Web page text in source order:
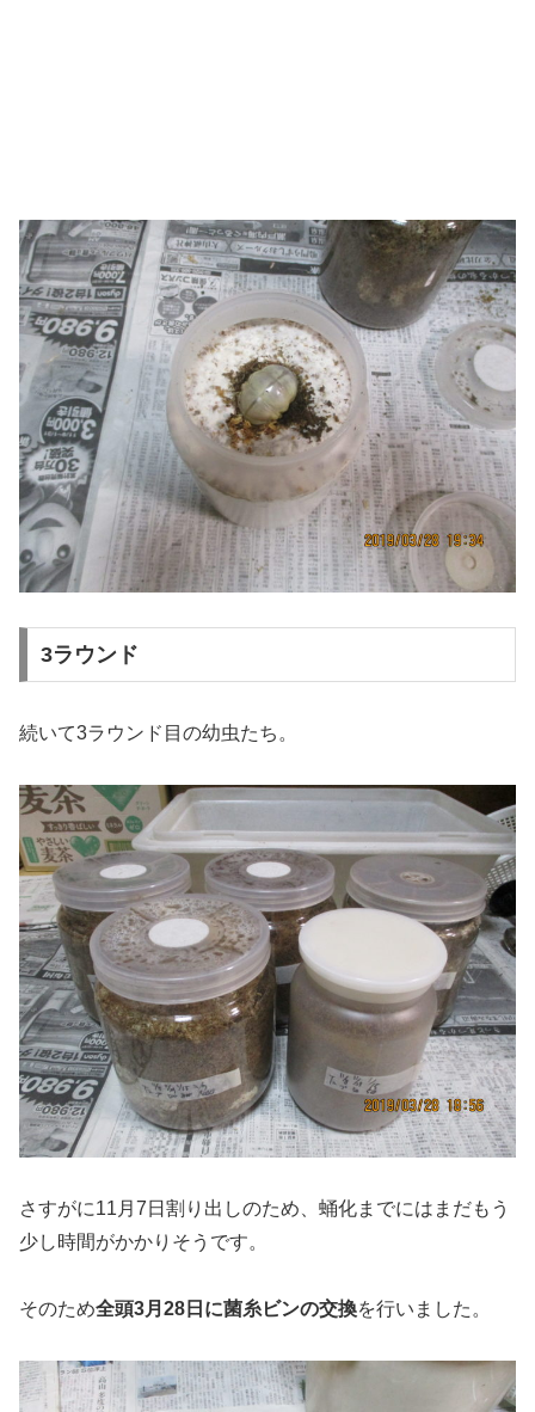
3ラウンド
続いて3ラウンド目の幼虫たち。
さすがに11月7日割り出しのため、蛹化までにはまだもう
少し時間がかかりそうです。
そのため全頭3月28日に菌糸ビンの交換を行いました。